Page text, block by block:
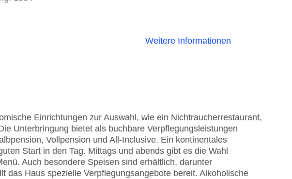
Weitere Informationen
Einrichtungen zur Auswahl, wie ein Nichtraucherrestaurant,
Unterbringung bietet als buchbare Verpflegungsleistungen
Vollpension und All-Inclusive. Ein kontinentales
Start in den Tag. Mittags und abends gibt es die Wahl
Auch besondere Speisen sind erhältlich, darunter
das Haus spezielle Verpflegungsangebote bereit. Alkoholische